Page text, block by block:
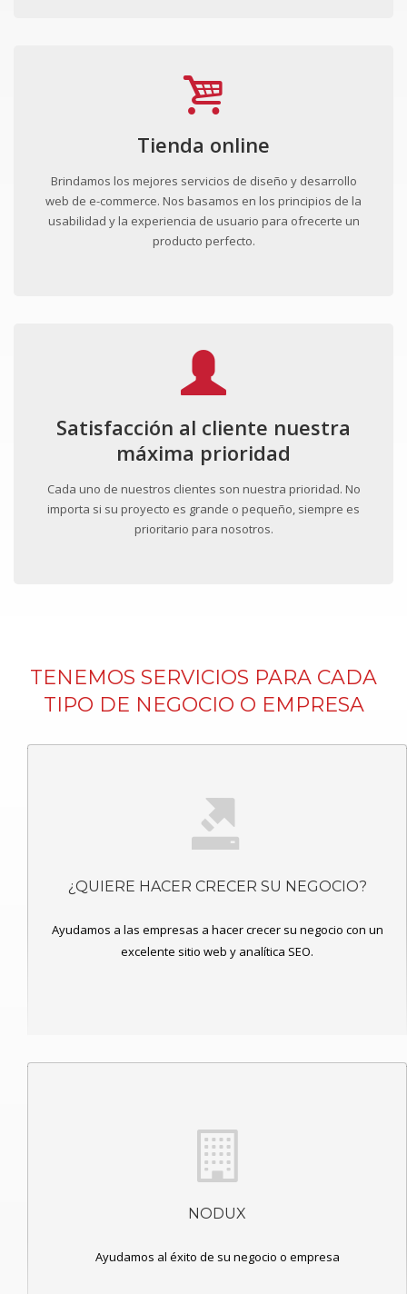
Tienda online
Brindamos los mejores servicios de diseño y desarrollo
web de e-commerce. Nos basamos en los principios de la
usabilidad y la experiencia de usuario para ofrecerte un
producto perfecto.
Satisfacción al cliente nuestra
máxima prioridad
Cada uno de nuestros clientes son nuestra prioridad. No
importa si su proyecto es grande o pequeño, siempre es
prioritario para nosotros.
TENEMOS SERVICIOS PARA CADA
TIPO DE NEGOCIO O EMPRESA
¿QUIERE HACER CRECER SU NEGOCIO?
Ayudamos a las empresas a hacer crecer su negocio con un
excelente sitio web y analítica SEO.
NODUX
Ayudamos al éxito de su negocio o empresa